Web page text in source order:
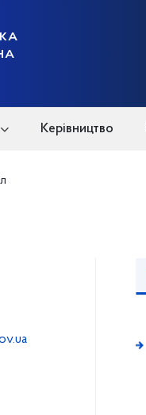
Керівництво